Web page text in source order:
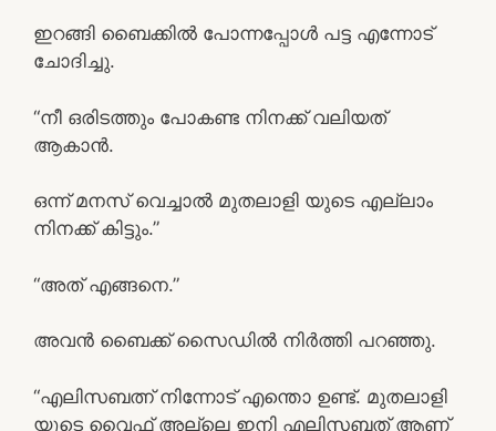
ഇറങ്ങി ബൈക്കിൽ പോന്നപ്പോൾ പട്ട എന്നോട്
ചോദിച്ചു.
“നീ ഒരിടത്തും പോകണ്ട നിനക്ക് വലിയത്
ആകാൻ.
ഒന്ന് മനസ് വെച്ചാൽ മുതലാളി യുടെ എല്ലാം
നിനക്ക് കിട്ടും.”
“അത്‌ എങ്ങനെ.”
അവൻ ബൈക്ക് സൈഡിൽ നിർത്തി പറഞ്ഞു.
“എലിസബത്ന് നിന്നോട് എന്തൊ ഉണ്ട്. മുതലാളി
യുടെ വൈഫ് അല്ലെ ഇനി എലിസബത് ആണ്